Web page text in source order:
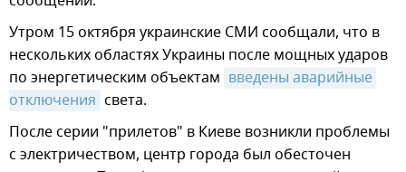
Утром 15 октября украинские СМИ сообщали, что в
нескольких областях Украины после мощных ударов
по энергетическим объектам введены аварийные
отключения света.
После серии "прилетов" в Киеве возникли проблемы
с электричеством, центр города был обесточен